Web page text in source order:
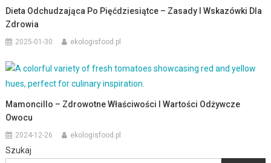
Dieta Odchudzająca Po Pięćdziesiątce – Zasady I Wskazówki Dla
Zdrowia
2025-01-30 ekologisfood.pl
Mamoncillo – Zdrowotne Właściwości I Wartości Odżywcze
Owocu
2024-12-26 ekologisfood.pl
Szukaj